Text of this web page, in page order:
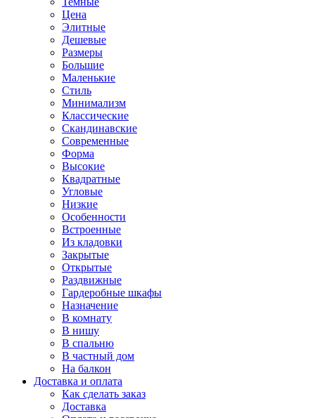
Цена
Элитные
Дешевые
Размеры
Большие
Маленькие
Стиль
Минимализм
Классические
Скандинавские
Современные
Форма
Высокие
Квадратные
Угловые
Низкие
Особенности
Встроенные
Из кладовки
Закрытые
Открытые
Раздвижные
Гардеробные шкафы
Назначение
В комнату
В нишу
В спальню
В частный дом
На балкон
Доставка и оплата
Как сделать заказ
Доставка